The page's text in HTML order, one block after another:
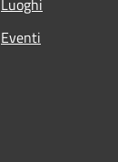
Eventi